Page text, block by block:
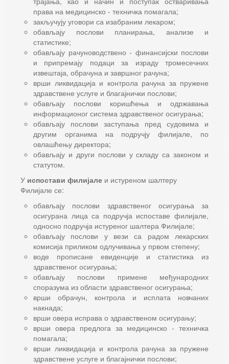
права на медицинско - техничка помагала;
закључују уговори са изабраним лекаром;
обављају послови планирања, анализе и
статистике;
обављају рачуноводствено - финансијски послови
и припремају подаци за израду тромесечних
извештаја, обрачуна и завршног рачуна;
врши ликвидација и контрола рачуна за пружене
здравствене услуге и благајнички послови;
обављају послови коришћења и одржавања
информационог система здравственог осигурања;
обављају послови заступања пред судовима и
другим органима на подручју филијале, по
овлашћењу директора;
обављају и други послови у складу са законом и
статутом.
У испостави филијале и истуреном шалтеру
Филијале се:
обављају послови здравственог осигурања за
осигурана лица са подручја испоставе филијале,
односно подручја истуреног шалтера Филијале;
обављају послови у вези са радом лекарских
комисија приликом одлучивања у првом степену;
воде прописане евиденције и статистика из
здравственог осигурања;
обављају послови примене међународних
споразума из области здравственог осигурања;
врши обрачун, контрола и исплата новчаних
накнада;
врши овера исправа о здравственом осигурању;
врши овера предлога за медицинско - техничка
помагала;
врши ликвидација и контрола рачуна за пружене
здравствене услуге и благајнички послови;